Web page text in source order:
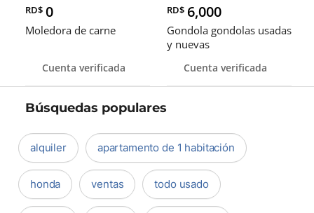
RD$ 0
Moledora de carne
Cuenta verificada
RD$ 6,000
Gondola gondolas usadas
y nuevas
Cuenta verificada
Búsquedas populares
alquiler apartamento de 1 habitación
honda ventas todo usado